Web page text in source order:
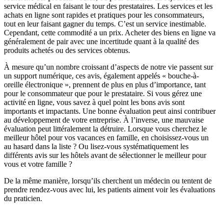
service médical en faisant le tour des prestataires. Les services et les
achats en ligne sont rapides et pratiques pour les consommateurs,
tout en leur faisant gagner du temps. C’est un service inestimable.
Cependant, cette commodité a un prix. Acheter des biens en ligne va
généralement de pair avec une incertitude quant à la qualité des
produits achetés ou des services obtenus.
À mesure qu’un nombre croissant d’aspects de notre vie passent sur
un support numérique, ces avis, également appelés « bouche-à-
oreille électronique », prennent de plus en plus d’importance, tant
pour le consommateur que pour le prestataire. Si vous gérez une
activité en ligne, vous savez à quel point les bons avis sont
importants et impactants. Une bonne évaluation peut ainsi contribuer
au développement de votre entreprise. À l’inverse, une mauvaise
évaluation peut littéralement la détruire. Lorsque vous cherchez le
meilleur hôtel pour vos vacances en famille, en choisissez-vous un
au hasard dans la liste ? Ou lisez-vous systématiquement les
différents avis sur les hôtels avant de sélectionner le meilleur pour
vous et votre famille ?
De la même manière, lorsqu’ils cherchent un médecin ou tentent de
prendre rendez-vous avec lui, les patients aiment voir les évaluations
du praticien.